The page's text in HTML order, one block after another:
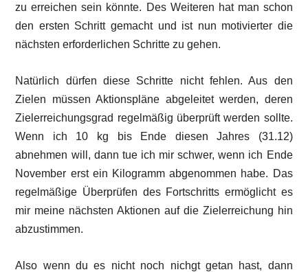
zu erreichen sein könnte. Des Weiteren hat man schon
den ersten Schritt gemacht und ist nun motivierter die
nächsten erforderlichen Schritte zu gehen.
Natürlich dürfen diese Schritte nicht fehlen. Aus den
Zielen müssen Aktionspläne abgeleitet werden, deren
Zielerreichungsgrad regelmäßig überprüft werden sollte.
Wenn ich 10 kg bis Ende diesen Jahres (31.12)
abnehmen will, dann tue ich mir schwer, wenn ich Ende
November erst ein Kilogramm abgenommen habe. Das
regelmäßige Überprüfen des Fortschritts ermöglicht es
mir meine nächsten Aktionen auf die Zielerreichung hin
abzustimmen.
Also wenn du es nicht noch nichgt getan hast, dann